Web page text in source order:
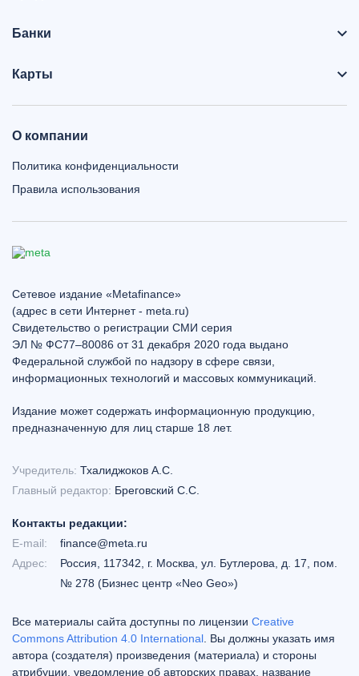
Банки
Карты
О компании
Политика конфиденциальности
Правила использования
Сетевое издание «Metafinance»
(адрес в сети Интернет - meta.ru)
Свидетельство о регистрации СМИ серия
ЭЛ № ФС77–80086 от 31 декабря 2020 года выдано
Федеральной службой по надзору в сфере связи,
информационных технологий и массовых коммуникаций.
Издание может содержать информационную продукцию,
предназначенную для лиц старше 18 лет.
Учредитель: Тхалиджоков А.С.
Главный редактор: Бреговский С.С.
Контакты редакции:
E-mail:
finance@meta.ru
Адрес:
Россия, 117342, г. Москва, ул. Бутлерова, д. 17, пом.
№ 278 (Бизнес центр «Neo Geo»)
Все материалы сайта доступны по лицензии Creative
Commons Attribution 4.0 International . Вы должны указать имя
автора (создателя) произведения (материала) и стороны
атрибуции, уведомление об авторских правах, название